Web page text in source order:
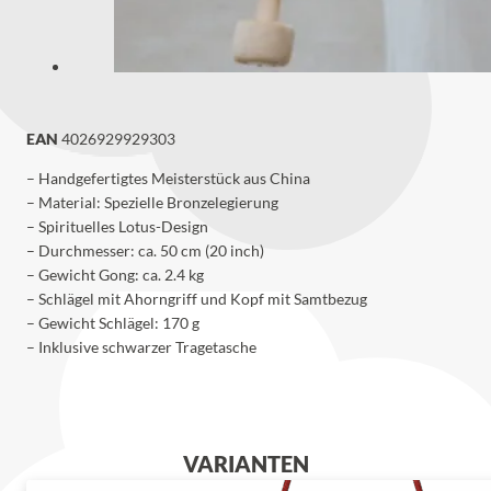
EAN 4026929929303
– Handgefertigtes Meisterstück aus China
– Material: Spezielle Bronzelegierung
– Spirituelles Lotus-Design
– Durchmesser: ca. 50 cm (20 inch)
– Gewicht Gong: ca. 2.4 kg
– Schlägel mit Ahorngriff und Kopf mit Samtbezug
– Gewicht Schlägel: 170 g
– Inklusive schwarzer Tragetasche
VARIANTEN